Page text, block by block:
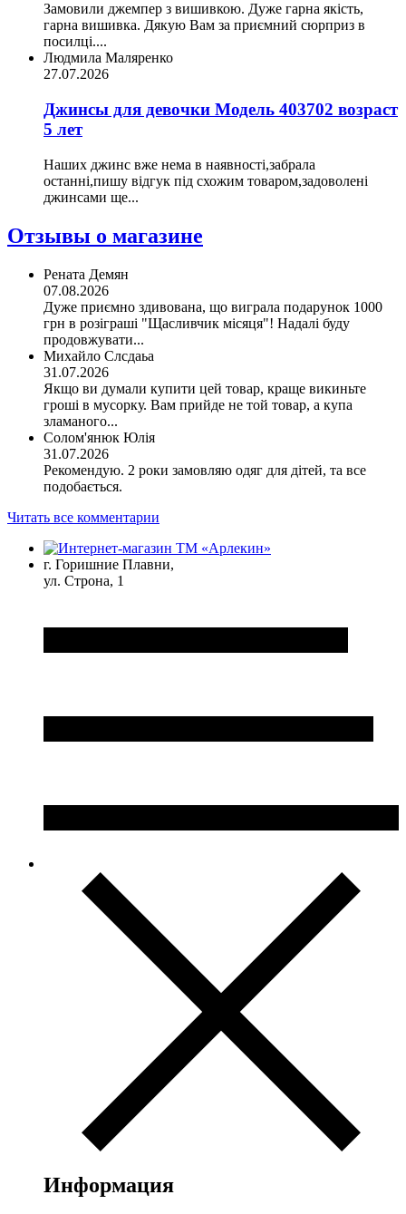
Замовили джемпер з вишивкою. Дуже гарна якість,
гарна вишивка. Дякую Вам за приємний сюрприз в
посилці....
Людмила Маляренко
27.07.2026
Джинсы для девочки Модель 403702 возраст
5 лет
Наших джинс вже нема в наявності,забрала
останні,пишу відгук під схожим товаром,задоволені
джинсами ще...
Отзывы о магазине
Рената Демян
07.08.2026
Дуже приємно здивована, що виграла подарунок 1000
грн в розіграші "Щасливчик місяця"! Надалі буду
продовжувати...
Михайло Слсдаьа
31.07.2026
Якщо ви думали купити цей товар, краще викиньте
гроші в мусорку. Вам прийде не той товар, а купа
зламаного...
Солом'янюк Юлія
31.07.2026
Рекомендую. 2 роки замовляю одяг для дітей, та все
подобається.
Читать все комментарии
г. Горишние Плавни,
ул. Строна, 1
Информация